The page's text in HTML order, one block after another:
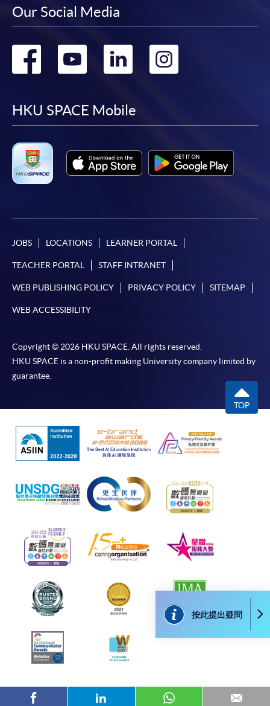
按此提出疑問
折
Our Social Media
Go
facebook
Go
youtube
Go
linkedin
HKU SPACE Mobile
JOBS LOCATIONS LEARNER PORTAL
TEACHER PORTAL STAFF INTRANET
WEB PUBLISHING POLICY PRIVACY POLICY SITEMAP
WEB ACCESSIBILITY
Copyright © 2026 HKU SPACE. All rights reserved.
HKU SPACE is a non-profit making University company limited by
guarantee.
TOP